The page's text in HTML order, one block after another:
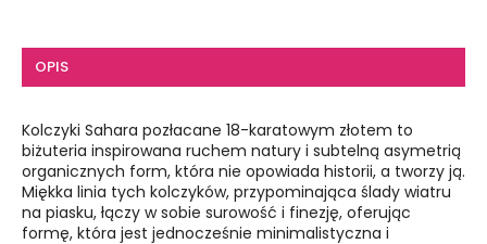
OPIS
Kolczyki Sahara pozłacane 18-karatowym złotem to
biżuteria inspirowana ruchem natury i subtelną asymetrią
organicznych form, która nie opowiada historii, a tworzy ją.
Miękka linia tych kolczyków, przypominająca ślady wiatru
na piasku, łączy w sobie surowość i finezję, oferując
formę, która jest jednocześnie minimalistyczna i